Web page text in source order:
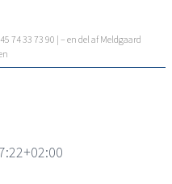
74 33 73 90 | – en del af Meldgaard